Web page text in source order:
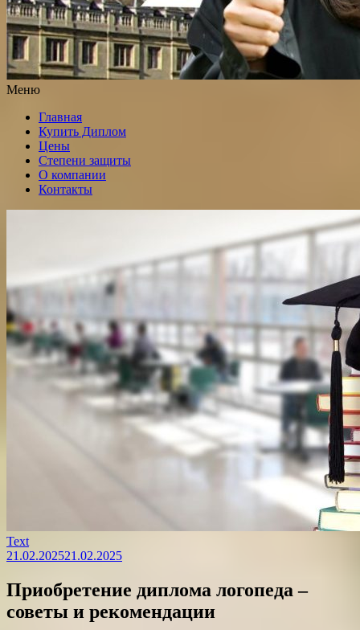
Меню
Главная
Купить Диплом
Цены
Степени защиты
О компании
Контакты
Text
21.02.202521.02.2025
Приобретение диплома логопеда –
советы и рекомендации